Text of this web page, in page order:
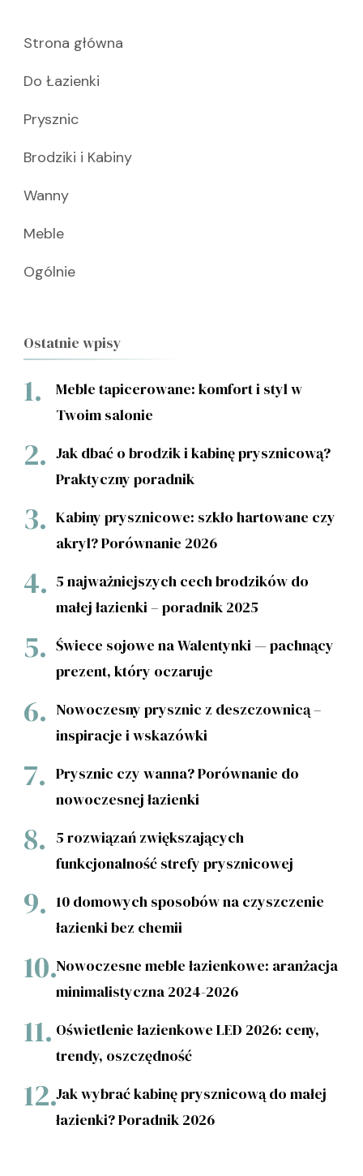
Strona główna
Do Łazienki
Prysznic
Brodziki i Kabiny
Wanny
Meble
Ogólnie
Ostatnie wpisy
Meble tapicerowane: komfort i styl w
Twoim salonie
Jak dbać o brodzik i kabinę prysznicową?
Praktyczny poradnik
Kabiny prysznicowe: szkło hartowane czy
akryl? Porównanie 2026
5 najważniejszych cech brodzików do
małej łazienki – poradnik 2025
Świece sojowe na Walentynki — pachnący
prezent, który oczaruje
Nowoczesny prysznic z deszczownicą –
inspiracje i wskazówki
Prysznic czy wanna? Porównanie do
nowoczesnej łazienki
5 rozwiązań zwiększających
funkcjonalność strefy prysznicowej
10 domowych sposobów na czyszczenie
łazienki bez chemii
Nowoczesne meble łazienkowe: aranżacja
minimalistyczna 2024-2026
Oświetlenie łazienkowe LED 2026: ceny,
trendy, oszczędność
Jak wybrać kabinę prysznicową do małej
łazienki? Poradnik 2026